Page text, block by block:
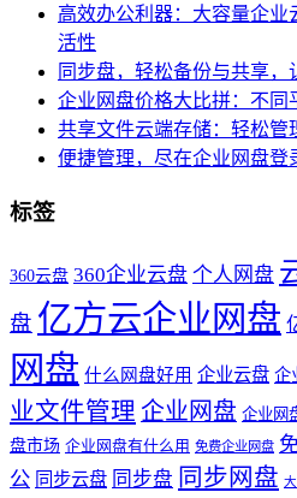
高效办公利器：大容量企业
活性
同步盘，轻松备份与共享，
企业网盘价格大比拼：不同
共享文件云端存储：轻松管
便捷管理，尽在企业网盘登
标签
360云盘 360企业云盘 个人网盘
盘 亿方云企业网盘
网盘 什么网盘好用 企业云盘 企
业文件管理 企业网盘 企业网
盘市场 企业网盘有什么用 免费企业网盘
公 同步云盘 同步盘 同步网盘